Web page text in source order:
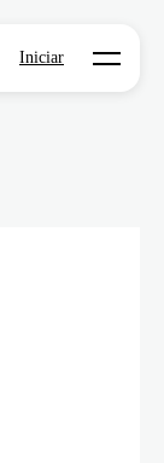
Iniciar Open